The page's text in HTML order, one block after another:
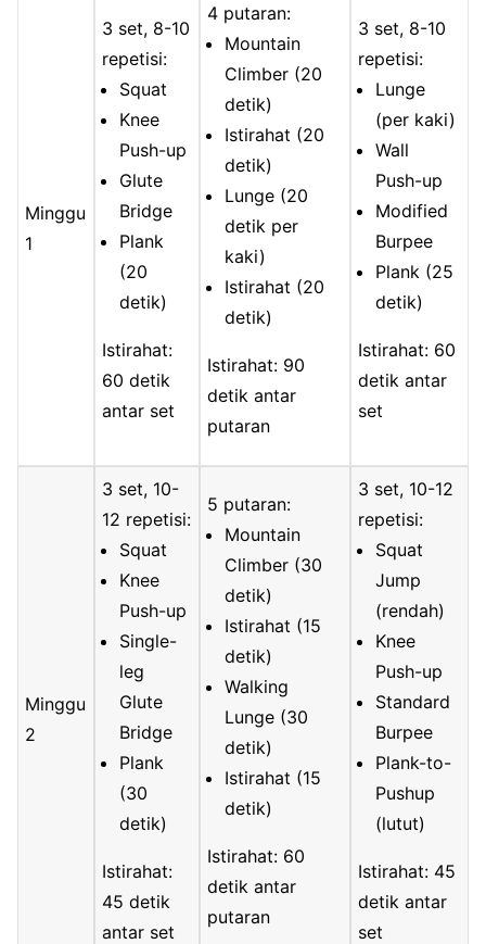
Minggu
1
3 set, 8-10
repetisi:
Squat
Knee
Push-up
Glute
Bridge
Plank
(20
detik)
Istirahat:
60 detik
antar set
4 putaran:
Mountain
Climber (20
detik)
Istirahat (20
detik)
Lunge (20
detik per
kaki)
Istirahat (20
detik)
Istirahat: 90
detik antar
putaran
3 set, 8-10
repetisi:
Lunge
(per kaki)
Wall
Push-up
Modified
Burpee
Plank (25
detik)
Istirahat: 60
detik antar
set
Minggu
2
3 set, 10-
12 repetisi:
Squat
Knee
Push-up
Single-
leg
Glute
Bridge
Plank
(30
detik)
Istirahat:
45 detik
antar set
5 putaran:
Mountain
Climber (30
detik)
Istirahat (15
detik)
Walking
Lunge (30
detik)
Istirahat (15
detik)
Istirahat: 60
detik antar
putaran
3 set, 10-12
repetisi:
Squat
Jump
(rendah)
Knee
Push-up
Standard
Burpee
Plank-to-
Pushup
(lutut)
Istirahat: 45
detik antar
set